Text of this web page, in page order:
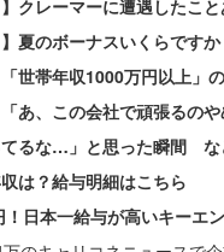
】クレーマーに遭遇したこ
夏のボーナスいくらですか
「世帯年収1000万円以上」
「あ、この会社で頑張るの
てるな…」と思った瞬間
は？給与明細はこちら
日本一給与が高いキーエ